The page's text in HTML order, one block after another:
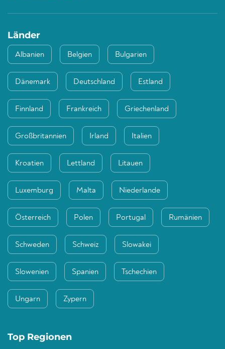
Länder
Albanien Belgien Bulgarien
Dänemark Deutschland Estland
Finnland Frankreich Griechenland
Großbritannien Irland Italien
Kroatien Lettland Litauen
Luxemburg Malta Niederlande
Österreich Polen Portugal Rumänien
Schweden Schweiz Slowakei
Slowenien Spanien Tschechien
Ungarn Zypern
Top Regionen